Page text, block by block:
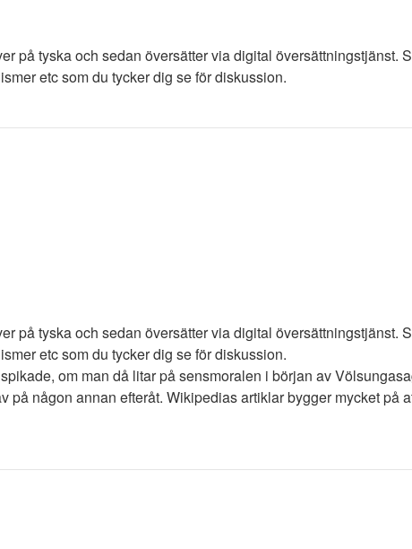
på tyska och sedan översätter via digital översättningstjänst.
etc som du tycker dig se för diskussion.
på tyska och sedan översätter via digital översättningstjänst.
etc som du tycker dig se för diskussion.
om man då litar på sensmoralen i början av
på någon annan efteråt. Wikipedias artiklar bygger mycket på